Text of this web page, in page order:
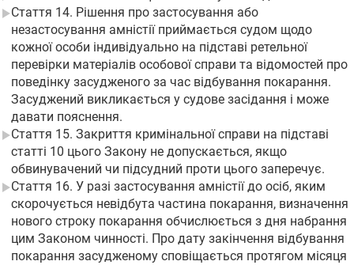
Стаття 14. Рішення про застосування або
незастосування амністії приймається судом щодо
кожної особи індивідуально на підставі ретельної
перевірки матеріалів особової справи та відомостей про
поведінку засудженого за час відбування покарання.
Засуджений викликається у судове засідання і може
давати пояснення.
Стаття 15. Закриття кримінальної справи на підставі
статті 10 цього Закону не допускається, якщо
обвинувачений чи підсудний проти цього заперечує.
Стаття 16. У разі застосування амністії до осіб, яким
скорочується невідбута частина покарання, визначення
нового строку покарання обчислюється з дня набрання
цим Законом чинності. Про дату закінчення відбування
покарання засудженому сповіщається протягом місяця